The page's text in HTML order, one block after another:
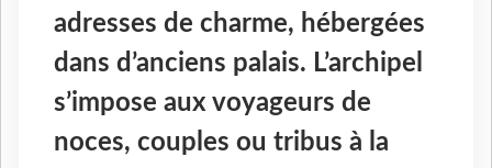
adresses de charme, hébergées
dans d’anciens palais. L’archipel
s’impose aux voyageurs de
noces, couples ou tribus à la